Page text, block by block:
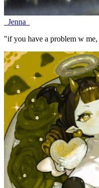
_Jenna_
"if you have a problem w